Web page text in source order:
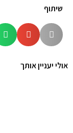
שיתוף
אולי יעניין אותך